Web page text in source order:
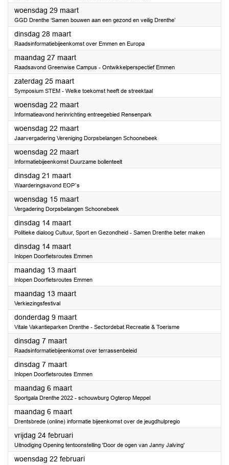
woensdag 29 maart2023
GGD Drenthe ‘Samen bouwen aan een gezond en veilig Drenthe’
dinsdag 28 maart2023
Raadsinformatiebijeenkomst over Emmen en Europa
maandag 27 maart2023
Raadsavond Greenwise Campus - Ontwikkelperspectief Emmen
zaterdag 25 maart2023
Symposium STEM - Welke toekomst heeft de streektaal
woensdag 22 maart2023
Informatieavond herinrichting entreegebied Rensenpark
woensdag 22 maart2023
Jaarvergadering Vereniging Dorpsbelangen Schoonebeek
woensdag 22 maart2023
Informatiebijeenkomst Duurzame bollenteelt
dinsdag 21 maart2023
Waarderingsavond EOP´s
woensdag 15 maart2023
Vergadering Dorpsbelangen Schoonebeek
dinsdag 14 maart2023
Politieke dialoog Cultuur, Sport en Gezondheid - Samen Drenthe beter maken
dinsdag 14 maart2023
Inlopen Doorfietsroutes Emmen
maandag 13 maart2023
Inlopen Doorfietsroutes Emmen
maandag 13 maart2023
Verkiezingsfestival
donderdag 9 maart2023
Vitale Vakantieparken Drenthe - Sectordebat Recreatie & Toerisme
dinsdag 7 maart2023
Raadsinformatiebijeenkomst over terrassenbeleid
dinsdag 7 maart2023
Inlopen Doorfietsroutes Emmen
maandag 6 maart2023
Sportgala Drenthe 2022 - schouwburg Ogterop Meppel
maandag 6 maart2023
Drentsbrede (online) informatie bijeenkomst over de jeugdhulpregio
vrijdag 24 februari2023
Uitnodiging Opening tentoonstelling 'Door de ogen van Janny Jalving'
woensdag 22 februari2023